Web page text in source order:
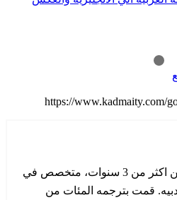
https://www.kadmaity.com/
معك احمد، اعمل كمترجم من اكثر من 3 سنوات، متخصص في
قمت بترجمه المئات من